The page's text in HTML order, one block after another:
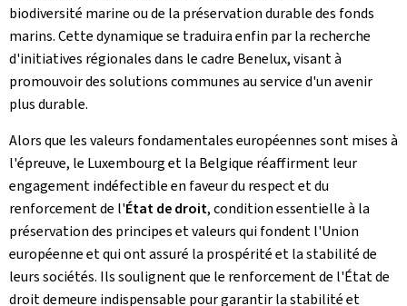
biodiversité marine ou de la préservation durable des fonds
marins. Cette dynamique se traduira enfin par la recherche
d'initiatives régionales dans le cadre Benelux, visant à
promouvoir des solutions communes au service d'un avenir
plus durable.
Alors que les valeurs fondamentales européennes sont mises à
l'épreuve, le Luxembourg et la Belgique réaffirment leur
engagement indéfectible en faveur du respect et du
renforcement de l'État de droit, condition essentielle à la
préservation des principes et valeurs qui fondent l'Union
européenne et qui ont assuré la prospérité et la stabilité de
leurs sociétés. Ils soulignent que le renforcement de l'État de
droit demeure indispensable pour garantir la stabilité et